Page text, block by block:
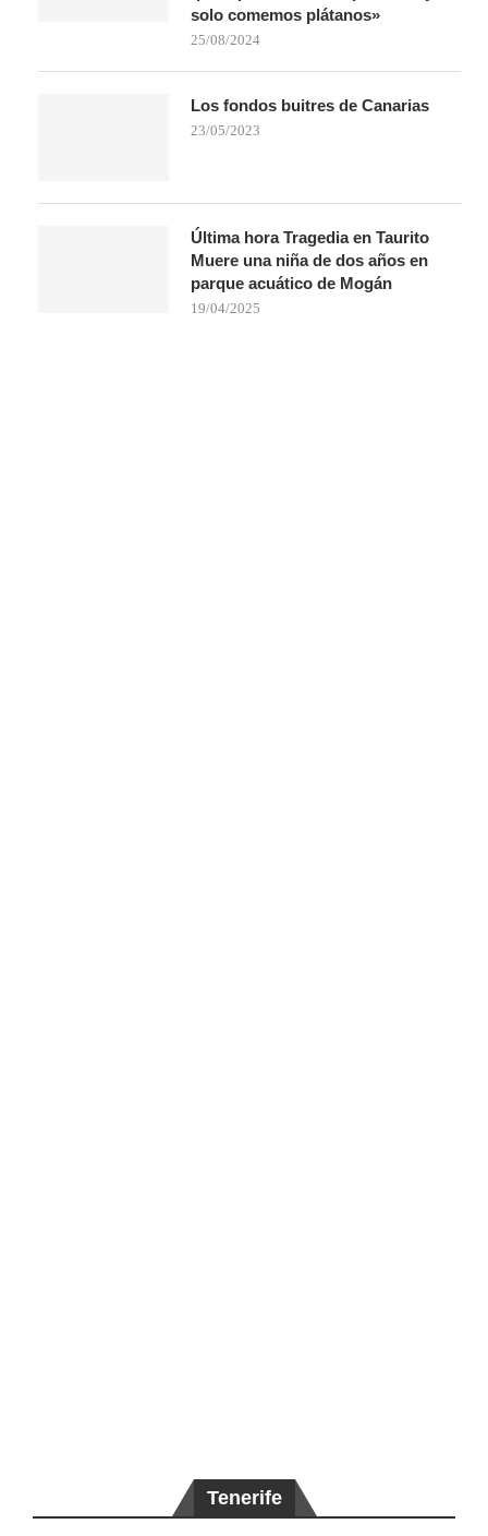
solo comemos plátanos»
25/08/2024
Los fondos buitres de Canarias
23/05/2023
Última hora Tragedia en Taurito
Muere una niña de dos años en
parque acuático de Mogán
19/04/2025
Tenerife